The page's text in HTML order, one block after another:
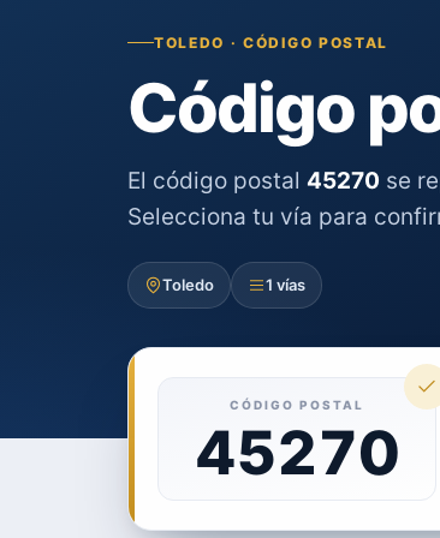
TOLEDO · CÓDIGO POSTAL
Código
El código postal 45270 se
Selecciona tu vía para
Toledo 1 vías
CÓDIGO POSTAL
45270